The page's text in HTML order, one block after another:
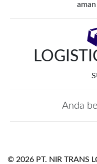
Anda
© 2026 PT. NIR TRANS